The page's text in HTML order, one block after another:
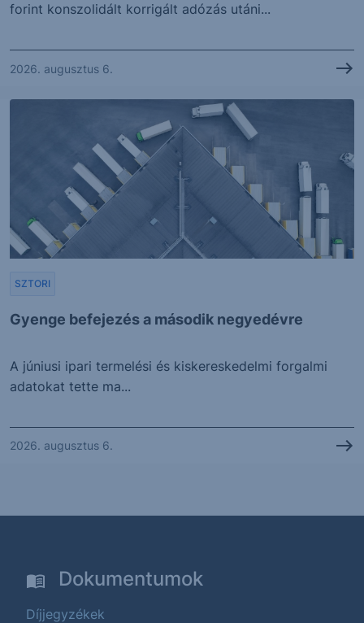
forint konszolidált korrigált adózás utáni...
2026. augusztus 6.
Gyenge befejezés a második negyedévre
SZTORI
A júniusi ipari termelési és kiskereskedelmi forgalmi
adatokat tette ma...
2026. augusztus 6.
Dokumentumok
Díjjegyzékek